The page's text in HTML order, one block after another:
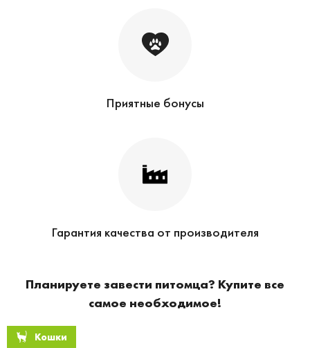
Приятные бонусы
Гарантия качества от производителя
Планируете завести питомца? Купите все
самое необходимое!
Кошки